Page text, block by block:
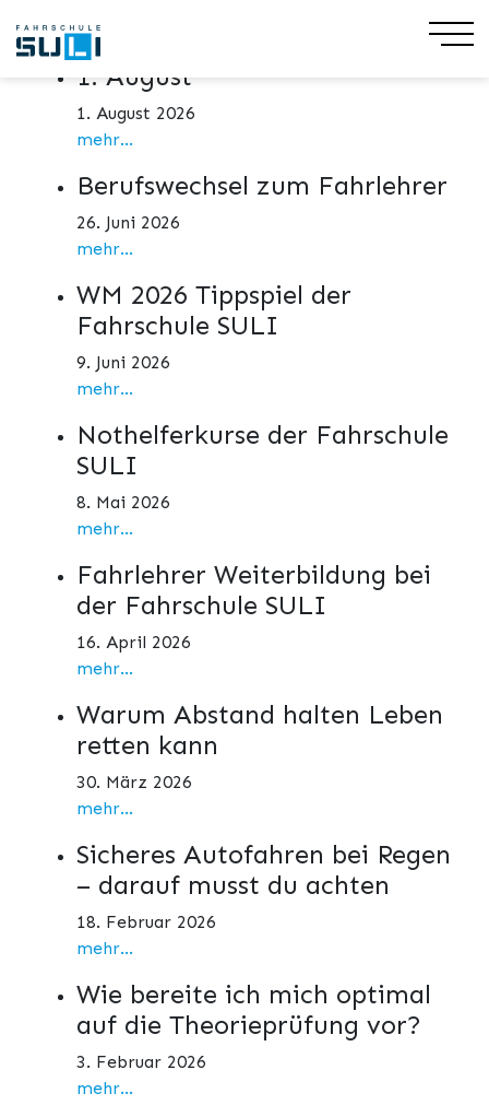
Aktuelles
1. August
1. August 2026
mehr...
Berufswechsel zum Fahrlehrer
26. Juni 2026
mehr...
WM 2026 Tippspiel der
Fahrschule SULI
9. Juni 2026
mehr...
Nothelferkurse der Fahrschule
SULI
8. Mai 2026
mehr...
Fahrlehrer Weiterbildung bei
der Fahrschule SULI
16. April 2026
mehr...
Warum Abstand halten Leben
retten kann
30. März 2026
mehr...
Sicheres Autofahren bei Regen
– darauf musst du achten
18. Februar 2026
mehr...
Wie bereite ich mich optimal
auf die Theorieprüfung vor?
3. Februar 2026
mehr...